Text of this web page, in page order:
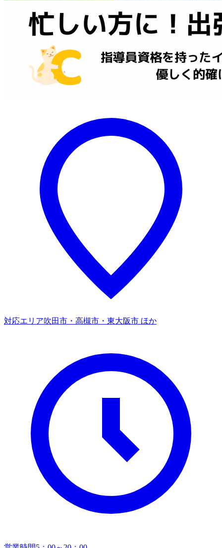
対応エリア吹田市・高槻市・東大阪市 ほか